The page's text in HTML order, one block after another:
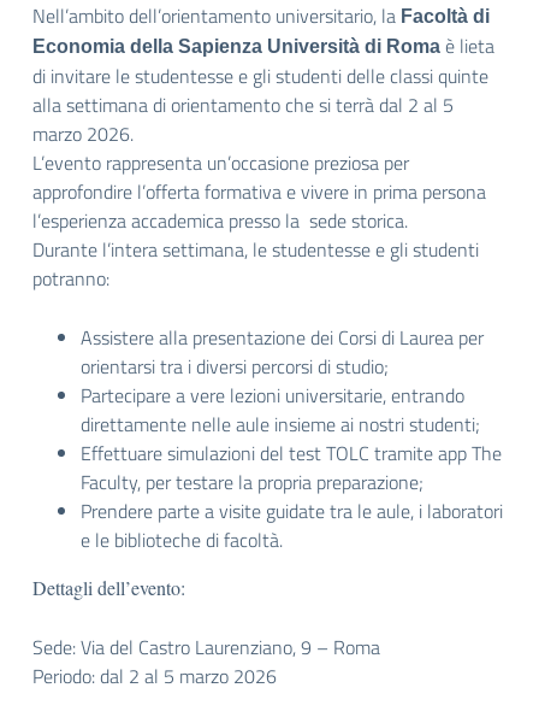
Nell’ambito dell’orientamento universitario, la Facoltà di
Economia della Sapienza Università di Roma è lieta
di invitare le studentesse e gli studenti delle classi quinte
alla settimana di orientamento che si terrà dal 2 al 5
marzo 2026.
L’evento rappresenta un’occasione preziosa per
approfondire l’offerta formativa e vivere in prima persona
l’esperienza accademica presso la sede storica.
Durante l’intera settimana, le studentesse e gli studenti
potranno:
Assistere alla presentazione dei Corsi di Laurea per
orientarsi tra i diversi percorsi di studio;
Partecipare a vere lezioni universitarie, entrando
direttamente nelle aule insieme ai nostri studenti;
Effettuare simulazioni del test TOLC tramite app The
Faculty, per testare la propria preparazione;
Prendere parte a visite guidate tra le aule, i laboratori
e le biblioteche di facoltà.
Dettagli dell’evento:
Sede: Via del Castro Laurenziano, 9 – Roma
Periodo: dal 2 al 5 marzo 2026